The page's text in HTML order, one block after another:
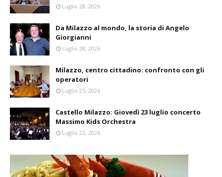
Luglio 28, 2026
Da Milazzo al mondo, la storia di Angelo
Giorgianni
Luglio 28, 2026
Milazzo, centro cittadino: confronto con gli
operatori
Luglio 25, 2026
Castello Milazzo: Giovedì 23 luglio concerto
Massimo Kids Orchestra
Luglio 22, 2026